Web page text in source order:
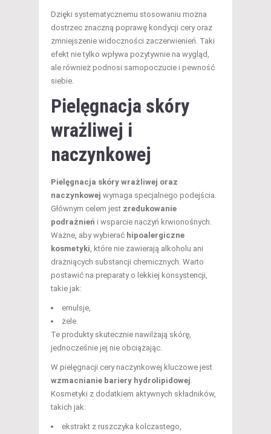
Dzięki systematycznemu stosowaniu można
dostrzec znaczną poprawę kondycji cery oraz
zmniejszenie widoczności zaczerwienień. Taki
efekt nie tylko wpływa pozytywnie na wygląd,
ale również podnosi samopoczucie i pewność
siebie.
Pielęgnacja skóry
wrażliwej i
naczynkowej
Pielęgnacja skóry wrażliwej oraz
naczynkowej wymaga specjalnego podejścia.
Głównym celem jest zredukowanie
podrażnień i wsparcie naczyń krwionośnych.
Ważne, aby wybierać hipoalergiczne
kosmetyki , które nie zawierają alkoholu ani
drażniących substancji chemicznych. Warto
postawić na preparaty o lekkiej konsystencji,
takie jak:
emulsje,
żele.
Te produkty skutecznie nawilżają skórę,
jednocześnie jej nie obciążając.
W pielęgnacji cery naczynkowej kluczowe jest
wzmacnianie bariery hydrolipidowej
Kosmetyki z dodatkiem aktywnych składników,
takich jak:
ekstrakt z ruszczyka kolczastego,